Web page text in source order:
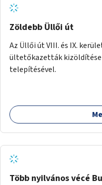
Zöldebb Üllői út
Az Üllői út VIII. és IX.
ültetőkazetták
telepítésével.
Több nyilvános vécé